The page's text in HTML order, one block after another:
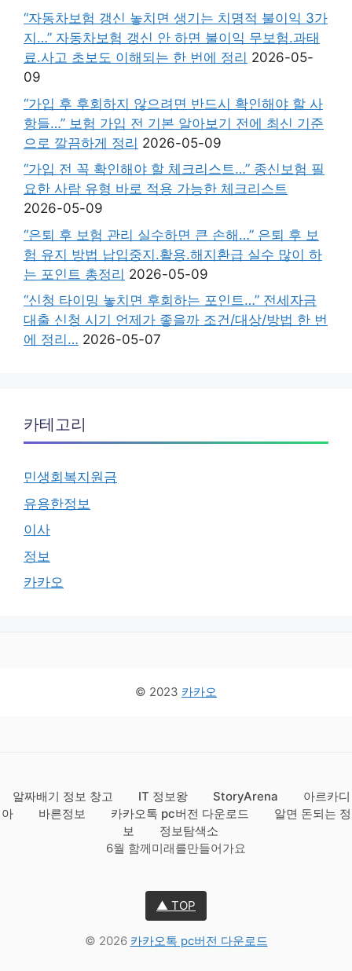
“자동차보험 갱신 놓치면 생기는 치명적 불이익 3가
지…” 자동차보험 갱신 안 하면 불이익 무보험.과태
료.사고 초보도 이해되는 한 번에 정리 2026-05-
09
“가입 후 후회하지 않으려면 반드시 확인해야 할 사
항들…” 보험 가입 전 기본 알아보기 전에 최신 기준
으로 깔끔하게 정리 2026-05-09
“가입 전 꼭 확인해야 할 체크리스트…” 종신보험 필
요한 사람 유형 바로 적용 가능한 체크리스트
2026-05-09
“은퇴 후 보험 관리 실수하면 큰 손해…” 은퇴 후 보
험 유지 방법 납입중지.활용.해지환급 실수 많이 하
는 포인트 총정리 2026-05-09
“신청 타이밍 놓치면 후회하는 포인트…” 전세자금
대출 신청 시기 언제가 좋을까 조건/대상/방법 한 번
에 정리… 2026-05-07
카테고리
민생회복지원금
유용한정보
이사
정보
카카오
© 2023 카카오
알짜배기 정보 창고 IT 정보왕 StoryArena
아르카디
아
바른정보 카카오톡 pc버전 다운로드
알면 돈되는 정
보
정보탐색소
6월 함께미래를만들어가요
▲ TOP
© 2026 카카오톡 pc버전 다운로드